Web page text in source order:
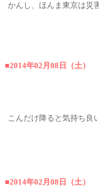
かんし、ほんま東京は災
■2014年02月08日（土）
こんだけ降ると気持ち良
■2014年02月08日（土）